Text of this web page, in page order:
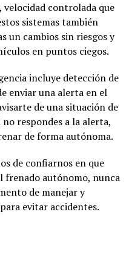
velocidad controlada que
sistemas también
un cambios sin riesgos y
en puntos ciegos.
incluye detección de
enviar una alerta en el
de una situación de
respondes a la alerta,
de forma autónoma.
de confiarnos en que
frenado autónomo, nunca
de manejar y
evitar accidentes.